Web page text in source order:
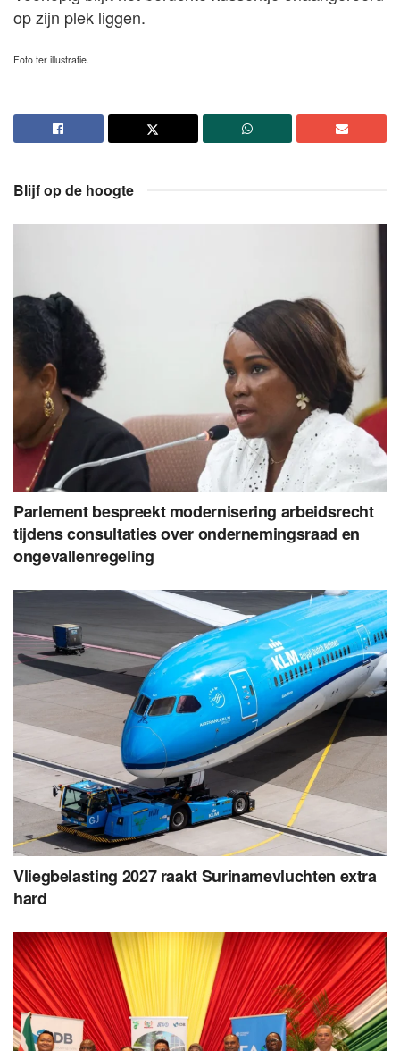
op zijn plek liggen.
Foto ter illustratie.
Blijf op de hoogte
Parlement bespreekt modernisering arbeidsrecht
tijdens consultaties over ondernemingsraad en
ongevallenregeling
Vliegbelasting 2027 raakt Surinamevluchten extra
hard